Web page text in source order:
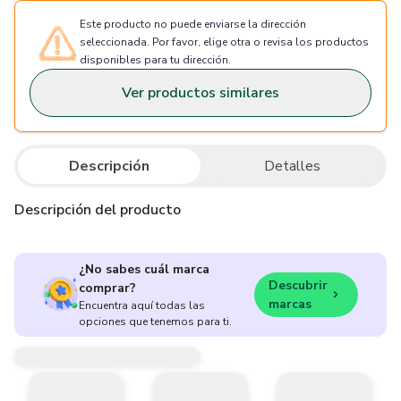
Este producto no puede enviarse la dirección
seleccionada. Por favor, elige otra o revisa los productos
disponibles para tu dirección.
Ver productos similares
Descripción Detalles
Descripción del producto
¿No sabes cuál marca
comprar?
Encuentra aquí todas las
opciones que tenemos para ti.
Descubrir
marcas